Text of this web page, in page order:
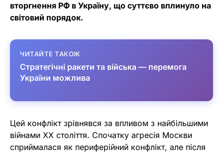
вторгнення РФ в Україну, що суттєво вплинуло на
світовий порядок.
ЧИТАЙТЕ ТАКОЖ
Стратегічні ракети та війська — перемога
України можлива
Цей конфлікт зрівнявся за впливом з найбільшими
війнами ХХ століття. Спочатку агресія Москви
сприймалася як периферійний конфлікт, але після